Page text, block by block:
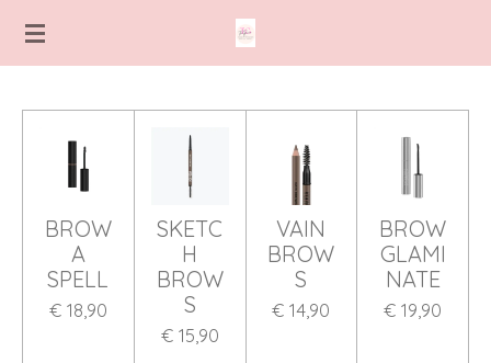
Ga
hoofdinhoud
BROW
A
SPELL
€ 18,90
SKETC
H
BROW
S
€ 15,90
VAIN
BROW
S
€ 14,90
BROW
GLAMI
NATE
€ 19,90